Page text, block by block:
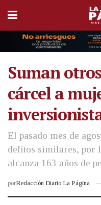
Suman
cárcel a
El pasado mes de
delitos similares, por
alcanza 163 años de
porRedacción Diario La Página